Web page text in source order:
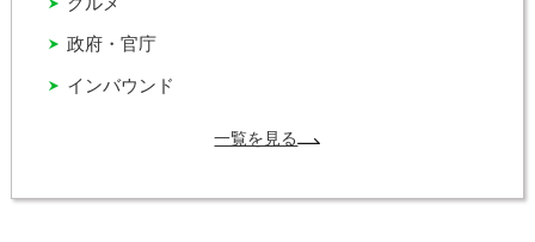
インバウンド
政府・官庁
一覧を見る